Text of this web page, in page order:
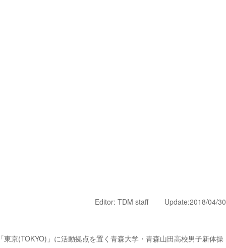
Editor: TDM staff Update:2018/04/30
京(TOKYO)」に活動拠点を置く青森大学・青森山田高校男子新体操